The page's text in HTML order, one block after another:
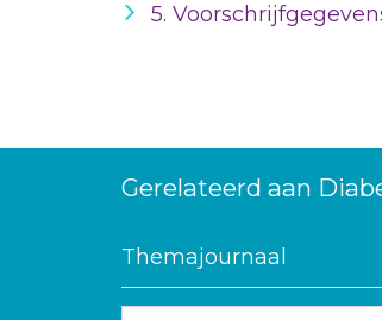
5.
Gerelateerd aan
Themajournaal